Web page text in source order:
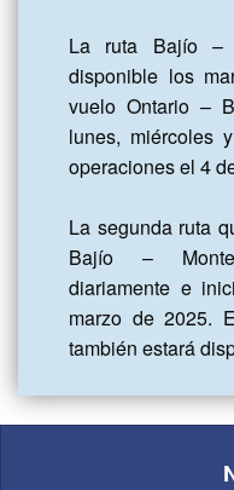
La ruta Bajío –
disponible los
vuelo Ontario –
lunes, miércoles
operaciones el 4
La segunda ruta
Bajío –
diariamente e
marzo de 2025.
también estará